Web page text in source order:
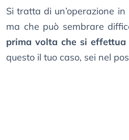
Si tratta di un’operazione
ma che può sembrare
prima volta che si effettua
questo il tuo caso, sei nel